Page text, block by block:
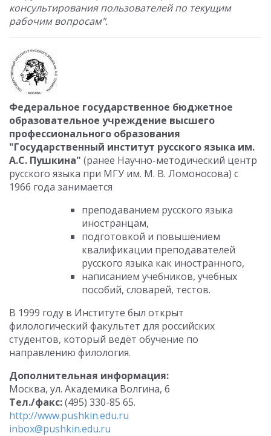
консультирования пользователей по текущим
рабочим вопросам".
Федеральное государственное бюджетное
образовательное учреждение высшего
профессионального образования
"Государственный институт русского языка им.
А.С. Пушкина" (ранее Научно-методический центр
русского языка при МГУ им. М. В. Ломоносова) с
1966 года занимается
преподаванием русского языка
иностранцам,
подготовкой и повышением
квалификации преподавателей
русского языка как иностранного,
написанием учебников, учебных
пособий, словарей, тестов.
В 1999 году в Институте был открыт
филологический факультет для российских
студентов, который ведёт обучение по
направлению филология.
Дополнительная информация:
Москва, ул. Академика Волгина, 6
Тел./факс:(495) 330-85 65.
http://www.pushkin.edu.ru
inbox@pushkin.edu.ru